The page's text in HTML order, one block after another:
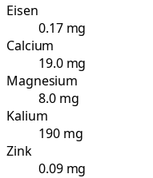
Eisen
0.17 mg
Calcium
19.0 mg
Magnesium
8.0 mg
Kalium
190 mg
Zink
0.09 mg